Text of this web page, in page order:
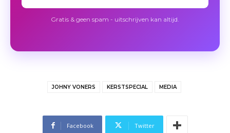
Gratis & geen spam - uitschrijven kan altijd.
JOHNY VONERS KERSTSPECIAL MEDIA
Facebook Twitter